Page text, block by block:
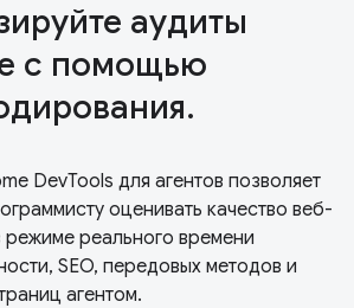
аудиты
с помощью
DevTools для агентов позволяет
оценивать качество веб-
режиме реального времени
SEO, передовых методов и
агентом.